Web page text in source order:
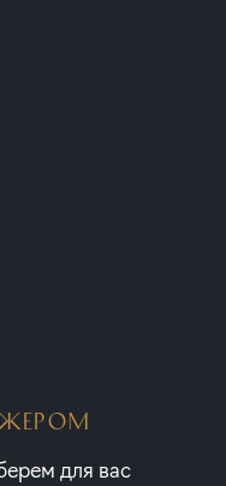
для вас